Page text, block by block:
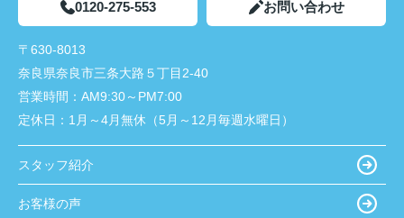
0120-275-553 お問い合わせ
〒630-8013
奈良県奈良市三条大路５丁目2-40
営業時間： AM9:30～PM7:00
定休日： 1月～4月無休（5月～12月毎週水曜日）
スタッフ紹介
お客様の声